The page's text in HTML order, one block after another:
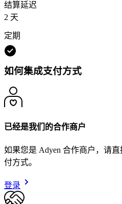
结算延迟
2 天
定期
如何集成支付方式
已经是我们的合作商户
如果您是 Adyen 合作商户，请
付方式。
登录